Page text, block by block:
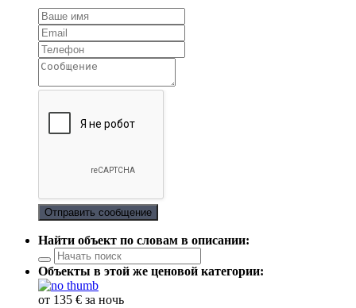
Отправить сообщение
Найти объект по словам в описании:
Объекты в этой же ценовой категории:
от 135 € за ночь